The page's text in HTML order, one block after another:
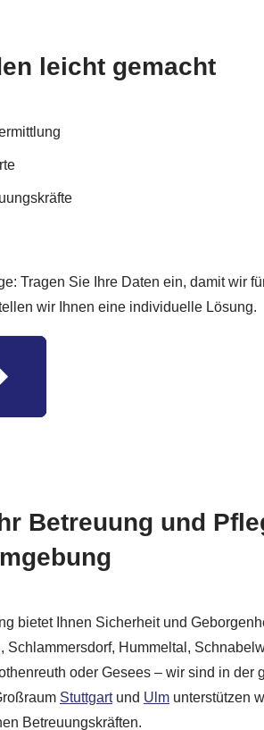
leicht gemacht
Tragen Sie Ihre Daten ein, damit wir
wir Ihnen eine individuelle Lösung.
Betreuung und
bietet Ihnen Sicherheit und
Schlammersdorf, Hummeltal,
oder Gesees – wir sind in der
Stuttgartund Ulm unterstützen
Betreuungskräften.